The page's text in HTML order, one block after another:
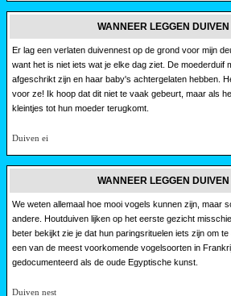
WANNEER LEGGEN DUIVEN
Er lag een verlaten duivennest op de grond voor mijn
want het is niet iets wat je elke dag ziet. De moederduif
afgeschrikt zijn en haar baby's achtergelaten hebben.
voor ze! Ik hoop dat dit niet te vaak gebeurt, maar als het toch gebeurt help ik graag de
kleintjes tot hun moeder terugkomt.
Duiven ei
WANNEER LEGGEN DUIVEN
We weten allemaal hoe mooi vogels kunnen zijn, maar
andere. Houtduiven lijken op het eerste gezicht
beter bekijkt zie je dat hun paringsrituelen iets zijn om
een van de meest voorkomende vogelsoorten in
gedocumenteerd als de oude Egyptische kunst.
Duiven nest